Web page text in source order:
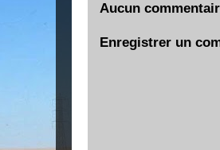
Aucun
Enregistrer un